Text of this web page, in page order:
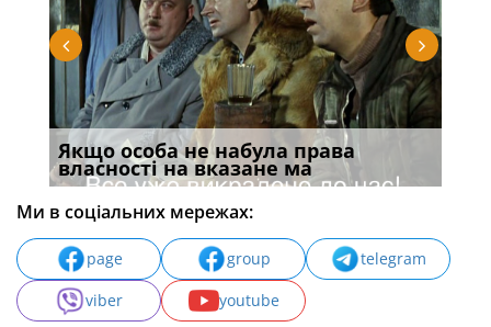
Якщо особа не набула права
власності на вказане ма
Ми в соціальних мережах:
page group
telegram
viber
youtube